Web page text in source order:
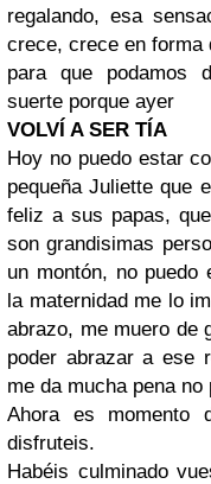
regalando, esa
crece, crece en forma
para que podamos
suerte porque ayer
VOLVÍ A SER TÍA
Hoy no puedo estar
pequeña Juliette que
feliz a sus papas,
son grandisimas
un montón, no
la maternidad me lo
abrazo, me muero de
poder abrazar a ese
me da mucha pena no
Ahora es momento
disfruteis.
Habéis culminado